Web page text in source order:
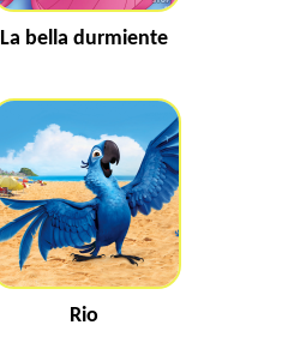
La bella durmiente
Rio